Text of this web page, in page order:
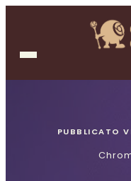
PUBBLICATO